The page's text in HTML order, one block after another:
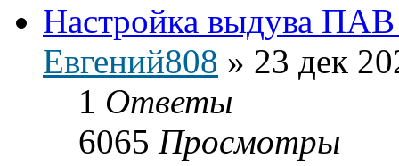
Настройка выдува
Евгений808 » 23 дек
1 Ответы
6065 Просмотры